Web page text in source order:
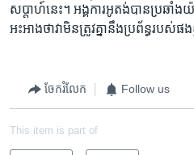
សប្តាហ៍​នេះ។ អង្គការអូតង់​បាន​ប្រឆាំង​
អះអាង​ថា​វា​មិនត្រូ​វ​គ្នា​នឹងប្រព័ន្ធ​របស់​ផ
ចែករំលែក Follow us
This item is part of